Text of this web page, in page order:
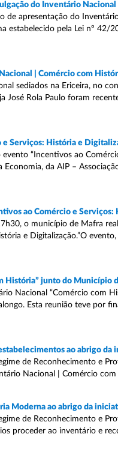
do Inventário
de apresentação do
estabelecido pela Lei nº 42/
| Comércio com
sediados na Ericeira, no
José Rola Paulo foram
e Serviços: História e
“Incentivos ao
da AIP –
ao Comércio e
o município de Mafra
e Digitalização.”O
História” junto do Município
Nacional “Comércio com
Esta reunião teve por
ao abrigo da
de Reconhecimento e
Nacional | Comércio
Moderna ao abrigo da
de Reconhecimento e
proceder ao inventário e